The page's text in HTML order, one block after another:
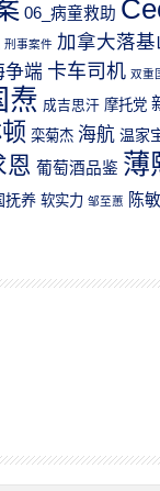
06_病童救助
刑事案件 加拿大落基
争端 卡车司机 双重
焘 成吉思汗 摩托党
栾菊杰 海航 温家
恩 葡萄酒品鉴 薄
抚养 软实力 邹至蕙 陈敏